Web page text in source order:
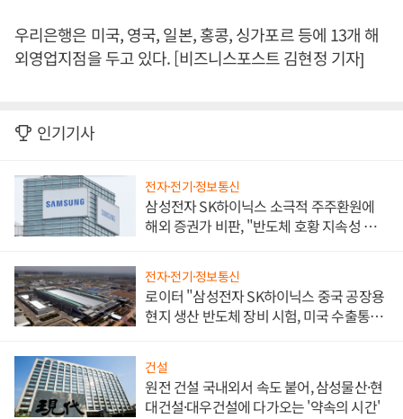
우리은행은 미국, 영국, 일본, 홍콩, 싱가포르 등에 13개 해
외영업지점을 두고 있다. [비즈니스포스트 김현정 기자]
인기기사
전자·전기·정보통신
삼성전자 SK하이닉스 소극적 주주환원에
해외 증권가 비판, "반도체 호황 지속성 의
전자·전기·정보통신
로이터 "삼성전자 SK하이닉스 중국 공장용
현지 생산 반도체 장비 시험, 미국 수출통제
건설
원전 건설 국내외서 속도 붙어, 삼성물산·현
대건설·대우건설에 다가오는 '약속의 시간'